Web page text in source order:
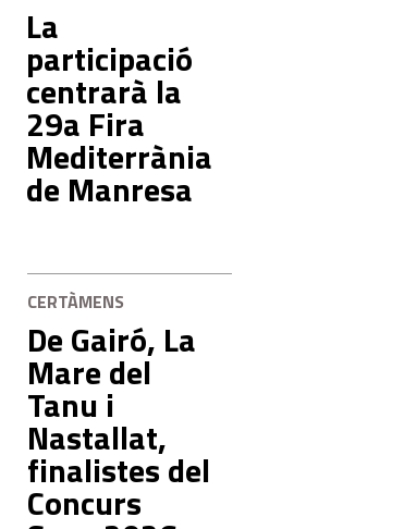
La
participació
centrarà la
29a Fira
Mediterrània
de Manresa
CERTÀMENS
De Gairó, La
Mare del
Tanu i
Nastallat,
finalistes del
Concurs